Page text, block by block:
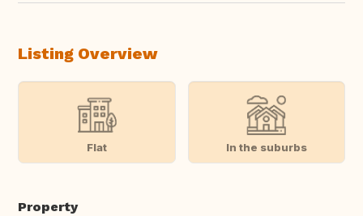
Listing Overview
Flat In the suburbs
Property